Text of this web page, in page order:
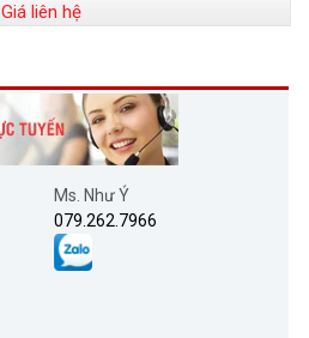
Giá liên hệ
Ms. Như Ý
079.262.7966